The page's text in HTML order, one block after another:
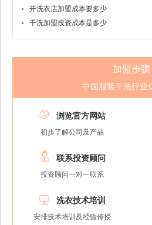
开洗衣店加盟成本要多少
干洗加盟投资成本是多少
加盟步骤
中国服装干洗行业
 浏览官方网站
初步了解公司及产品
 联系投资顾问
投资顾问一对一联系
 洗衣技术培训
安排技术培训及经验传授